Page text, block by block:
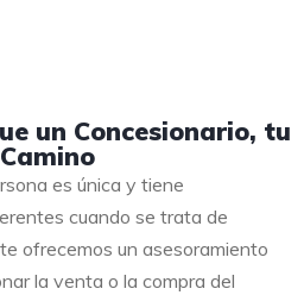
un Concesionario, tu
es única y tiene
cuando se trata de
ofrecemos un asesoramiento
la venta o la compra del